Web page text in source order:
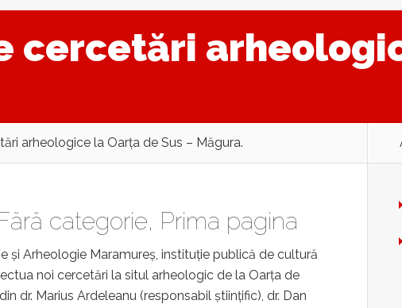
cercetări
arheologice la Oarța de Sus – Măgura.
categorie, Prima pagina
și Arheologie Maramureș, instituție publică de cultură
noi cercetări la situl arheologic de la Oarța de
dr. Marius Ardeleanu (responsabil științific), dr. Dan